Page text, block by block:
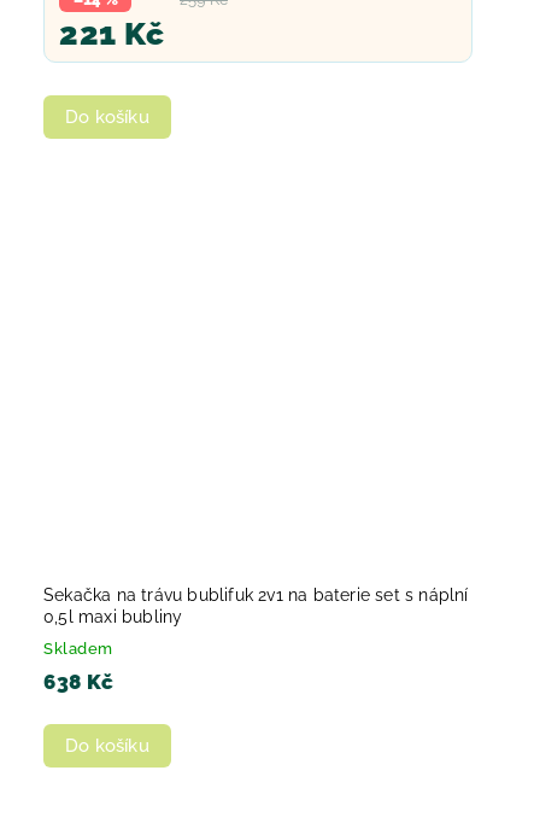
221 Kč
Do košíku
Sekačka na trávu bublifuk 2v1 na baterie set s náplní
0,5l maxi bubliny
Skladem
638 Kč
Do košíku